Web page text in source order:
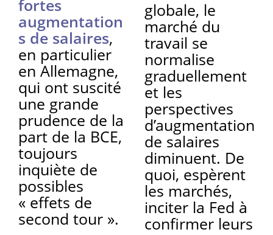
fortes
augmentation
s de salaires,
en particulier
en Allemagne,
qui ont suscité
une grande
prudence de la
part de la BCE,
toujours
inquiète de
possibles
« effets de
second tour ».
globale, le
marché du
travail se
normalise
graduellement
et les
perspectives
d’augmentation
de salaires
diminuent. De
quoi, espèrent
les marchés,
inciter la Fed à
confirmer leurs